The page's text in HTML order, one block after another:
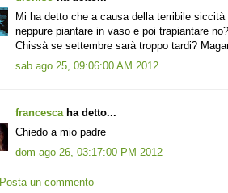
Mi ha detto che a causa della terribile
neppure piantare in vaso e poi trapiantare no?
Chissà se settembre sarà troppo tardi?
sab ago 25, 09:06:00 AM 2012
francesca ha detto...
Chiedo a mio padre
dom ago 26, 03:17:00 PM 2012
Posta un commento